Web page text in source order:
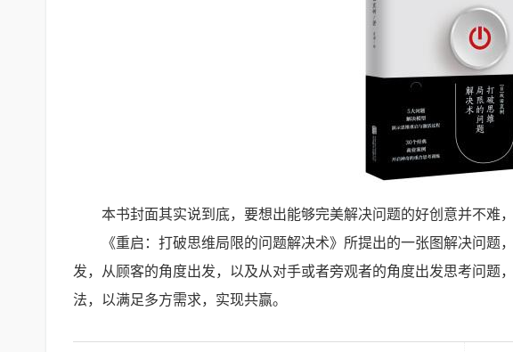
本书封面其实说到底，要想出能够完美解决问题的好创意并不难
《重启：打破思维局限的问题解决术》所提出的一张图解决问
发，从顾客的角度出发，以及从对手或者旁观者的角度出发思考问题
法，以满足多方需求，实现共赢。